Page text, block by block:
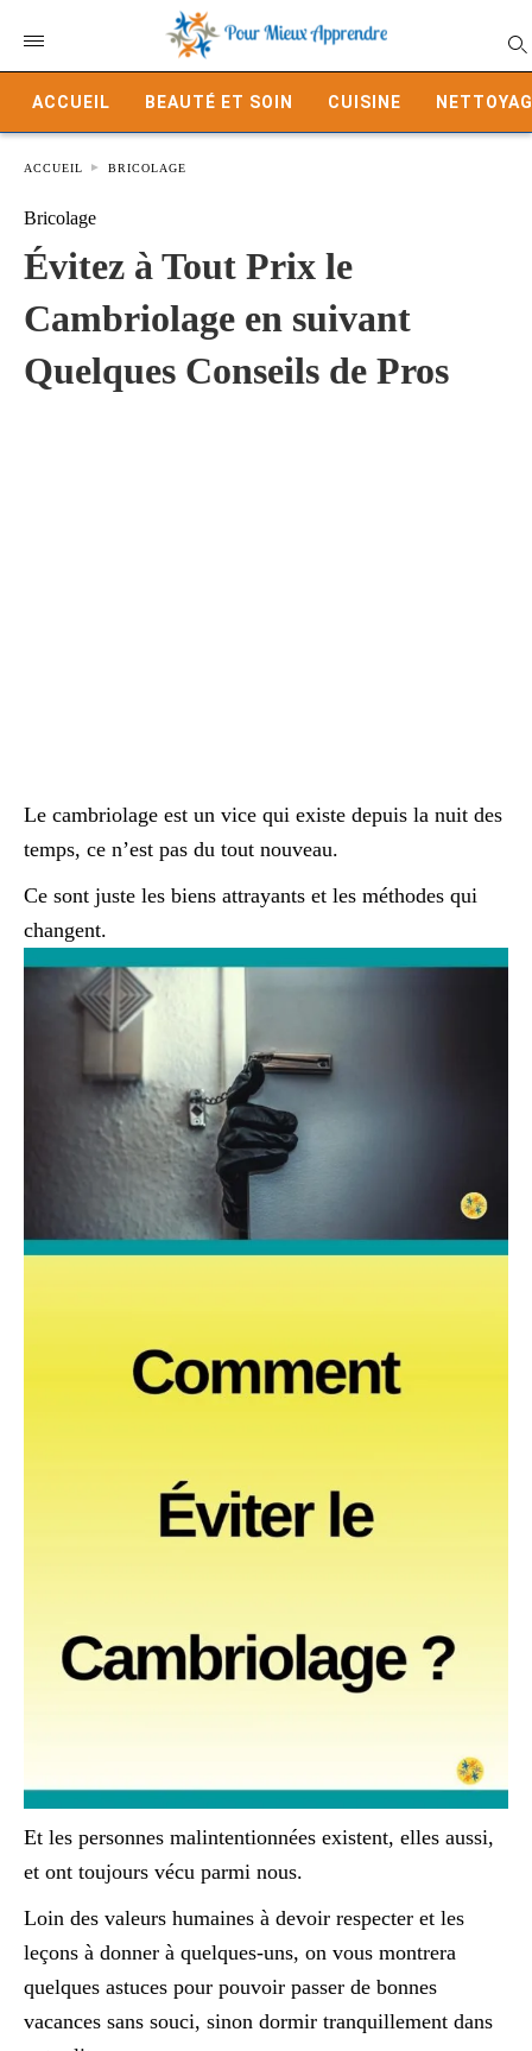
ACCUEIL BEAUTÉ ET SOIN CUISINE
ACCUEIL BRICOLAGE
Bricolage
Évitez à Tout Prix le
Cambriolage en suivant
Quelques Conseils de Pros
Le cambriolage est un vice qui existe depuis la nuit des
temps, ce n’est pas du tout nouveau.
Ce sont juste les biens attrayants et les méthodes qui
changent.
Et les personnes malintentionnées existent, elles aussi,
et ont toujours vécu parmi nous.
Loin des valeurs humaines à devoir respecter et les
leçons à donner à quelques-uns, on vous montrera
quelques astuces pour pouvoir passer de bonnes
vacances sans souci, sinon dormir tranquillement dans